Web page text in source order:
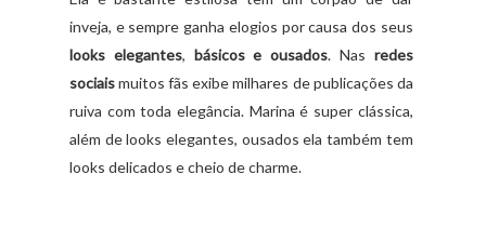
inveja, e sempre ganha elogios por causa dos seus
looks elegantes, básicos e ousados. Nas redes
sociaismuitos fãs exibe milhares de publicações da
ruiva com toda elegância. Marina é super clássica,
além de looks elegantes, ousados ela também tem
looks delicados e cheio de charme.